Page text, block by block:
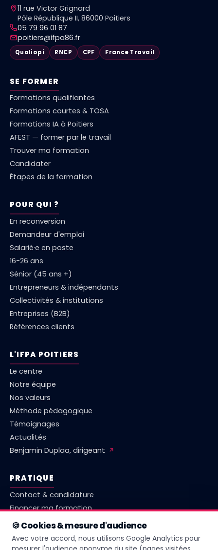
11 rue Victor Grignard
Pôle République II, 86000 Poitiers
05 79 96 01 87
poitiers@ifpa86.fr
Qualiopi RNCP CPF France Travail
SE FORMER
Formations qualifiantes
Formations courtes & TOSA
Formations IA à Poitiers
AFEST — former par le travail
Trouver ma formation
Candidater
Étapes de la formation
POUR QUI ?
En reconversion
Demandeur d'emploi
Salarié·e en poste
16-26 ans
Sénior (45 ans +)
Entrepreneurs & indépendants
Collectivités & institutions
Entreprises (B2B)
Références clients
L'IFPA POITIERS
Le centre
Notre équipe
Nos valeurs
Méthode pédagogique
Témoignages
Actualités
Benjamin Duplaa, dirigeant ↗
PRATIQUE
Contact & candidature
Financer ma formation
Marché emploi Vienne
Comparatif centres Poitiers
Questions fréquentes
🍪 Cookies & mesure d'audience
Avec votre accord, nous utilisons Google Analytics pour